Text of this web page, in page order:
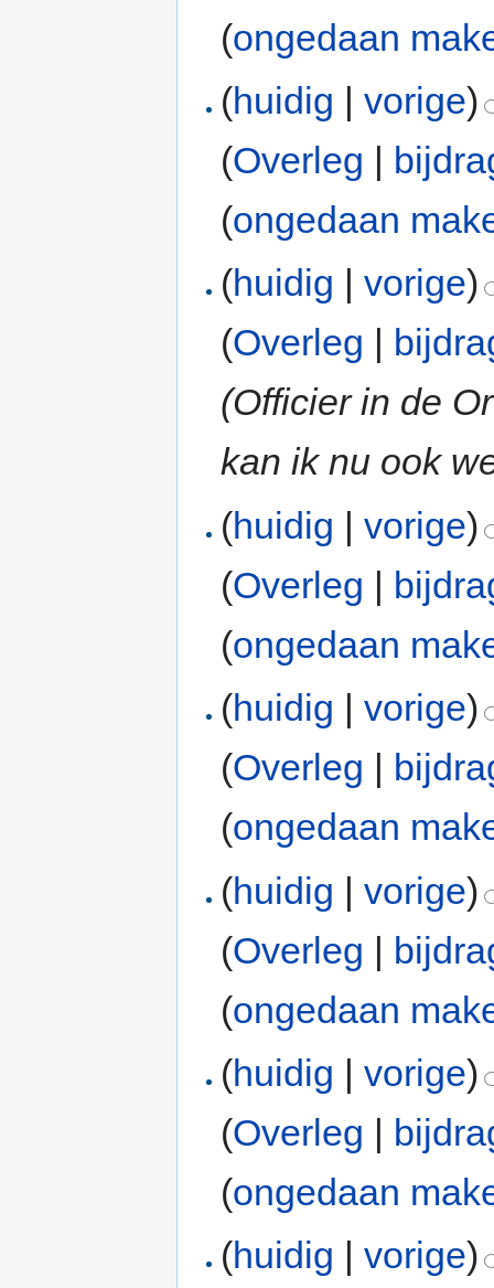
(ongedaan
(huidig |vorige)
(Overleg |
(ongedaan
(huidig |vorige)
(Overleg
(Officier in de
kan ik nu ook
(huidig |vorige)
(Overleg |
(ongedaan
(huidig |vorige)
(Overleg |
(ongedaan
(huidig |vorige)
(Overleg |
(ongedaan
(huidig |vorige)
(Overleg |
(ongedaan
(huidig |vorige)